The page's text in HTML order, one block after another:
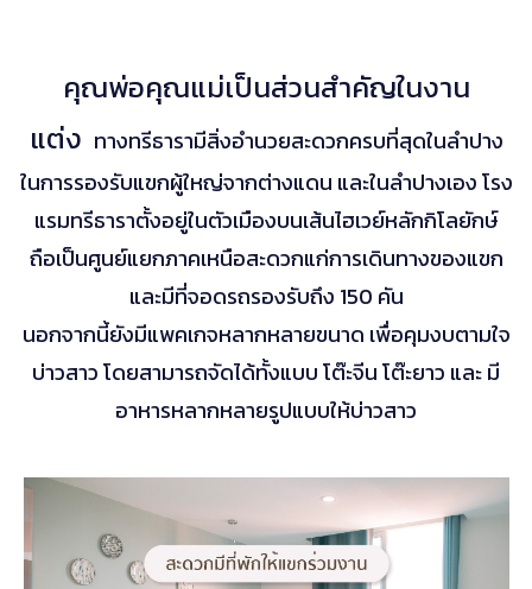
คุณพ่อคุณแม่เป็นส่วนสำคัญในงาน
แต่ง ทางทรีธารามีสิ่งอำนวยสะดวกครบที่สุดในลำปาง
ในการรองรับแขกผู้ใหญ่จากต่างแดน และในลำปางเอง โรง
แรมทรีธาราตั้งอยู่ในตัวเมืองบนเส้นไฮเวย์หลักกิโลยักษ์
ถือเป็นศูนย์แยกภาคเหนือสะดวกแก่การเดินทางของแขก
และมีที่จอดรถรองรับถึง 150 คัน
นอกจากนี้ยังมีแพคเกจหลากหลายขนาด เพื่อคุมงบตามใจ
บ่าวสาว โดยสามารถจัดได้ทั้งแบบ โต๊ะจีน โต๊ะยาว และ มี
อาหารหลากหลายรูปแบบให้บ่าวสาว